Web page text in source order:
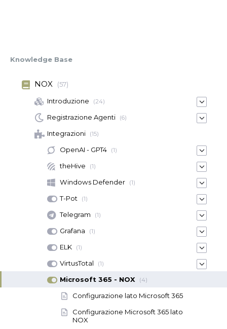
Knowledge Base
NOX (57)
Introduzione (24)
Registrazione Agenti (6)
Integrazioni (15)
OpenAI - GPT4 (1)
theHive (1)
Windows Defender (1)
T-Pot (1)
Telegram (1)
Grafana (1)
ELK (1)
VirtusTotal (1)
Microsoft 365 - NOX (4)
Configurazione lato Microsoft 365
Configurazione Microsoft 365 lato
NOX